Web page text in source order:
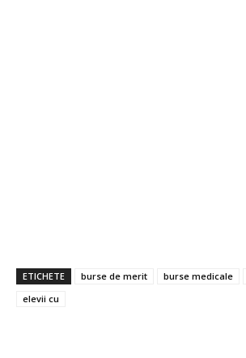
ETICHETE burse de merit burse medicale
elevii cu